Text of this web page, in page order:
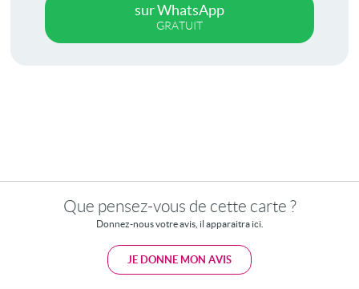
sur WhatsApp
GRATUIT
Que pensez-vous de cette carte ?
Donnez-nous votre avis, il apparaitra ici.
JE DONNE MON AVIS